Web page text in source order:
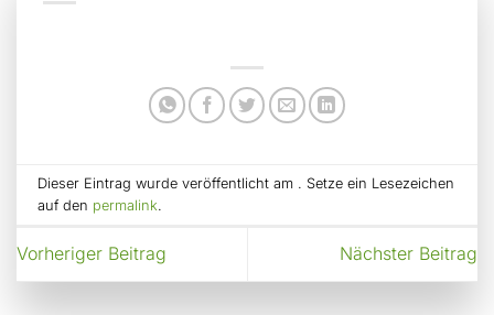
Dieser Eintrag wurde veröffentlicht am . Setze ein Lesezeichen
auf den permalink.
Vorheriger Beitrag Nächster Beitrag